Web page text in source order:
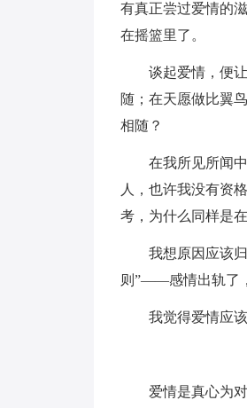
有真正尝过爱情的
在摇篮里了。
谈起爱情，便
随；在天愿做比翼
相随？
在我所见所闻
人，也许我没有资
考，为什么同样是
我想原因应该
则”——感情出轨了
我觉得爱情应
爱情是真心为